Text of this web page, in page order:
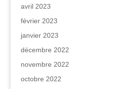
avril 2023
février 2023
janvier 2023
décembre 2022
novembre 2022
octobre 2022